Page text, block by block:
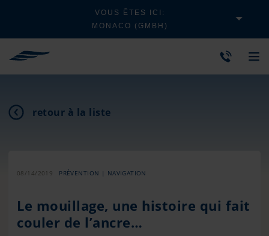
VOUS ÊTES ICI:
MONACO (GMBH)
retour à la liste
08/14/2019 PRÉVENTION | NAVIGATION
Le mouillage, une histoire qui fait
couler de l’ancre…